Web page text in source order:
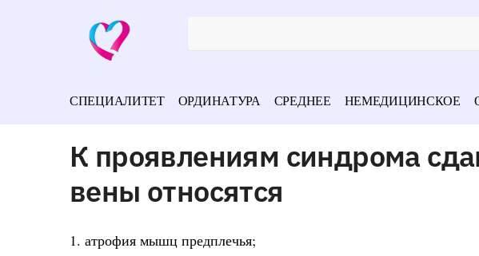
СПЕЦИАЛИТЕТ ОРДИНАТУРА СРЕДНЕЕ НЕМЕДИЦИНСКОЕ
К проявлениям синдрома
вены относятся
1. атрофия мышц предплечья;